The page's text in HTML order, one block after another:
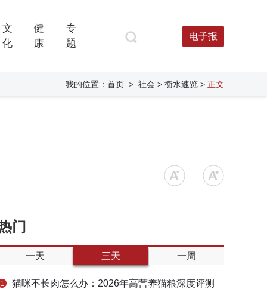
文
化
健
康
专
题
电子报
我的位置： 首页 > 社会 > 衡水速览 > 正文
门
一天 三天 一周
1 猫咪不长肉怎么办：2026年高营养猫粮深度评测